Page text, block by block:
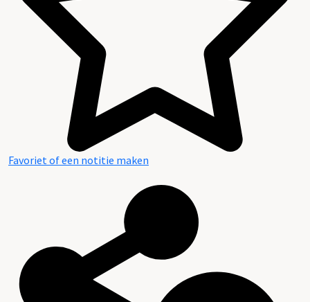
Favoriet of een notitie maken